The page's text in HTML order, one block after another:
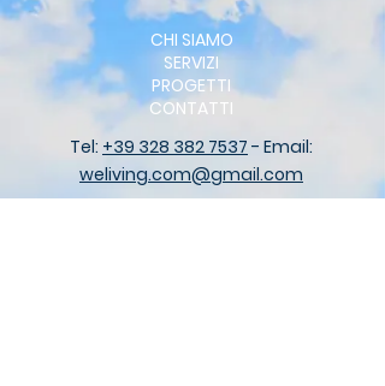
CHI SIAMO
SERVIZI
PROGETTI
CONTATTI
Tel: +39 328 382 7537 - Email:
weliving.com@gmail.com